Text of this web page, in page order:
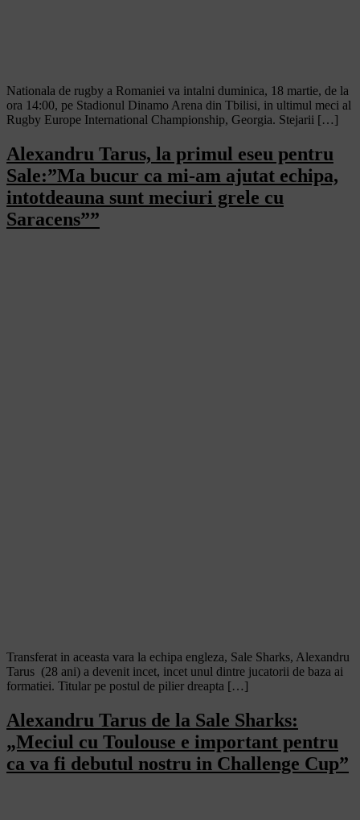
Nationala de rugby a Romaniei va intalni duminica, 18 martie, de la
ora 14:00, pe Stadionul Dinamo Arena din Tbilisi, in ultimul meci al
Rugby Europe International Championship, Georgia. Stejarii […]
Alexandru Tarus, la primul eseu pentru
Sale:”Ma bucur ca mi-am ajutat echipa,
intotdeauna sunt meciuri grele cu
Saracens””
Transferat in aceasta vara la echipa engleza, Sale Sharks, Alexandru
Tarus (28 ani) a devenit incet, incet unul dintre jucatorii de baza ai
formatiei. Titular pe postul de pilier dreapta […]
Alexandru Tarus de la Sale Sharks:
„Meciul cu Toulouse e important pentru
ca va fi debutul nostru in Challenge Cup”